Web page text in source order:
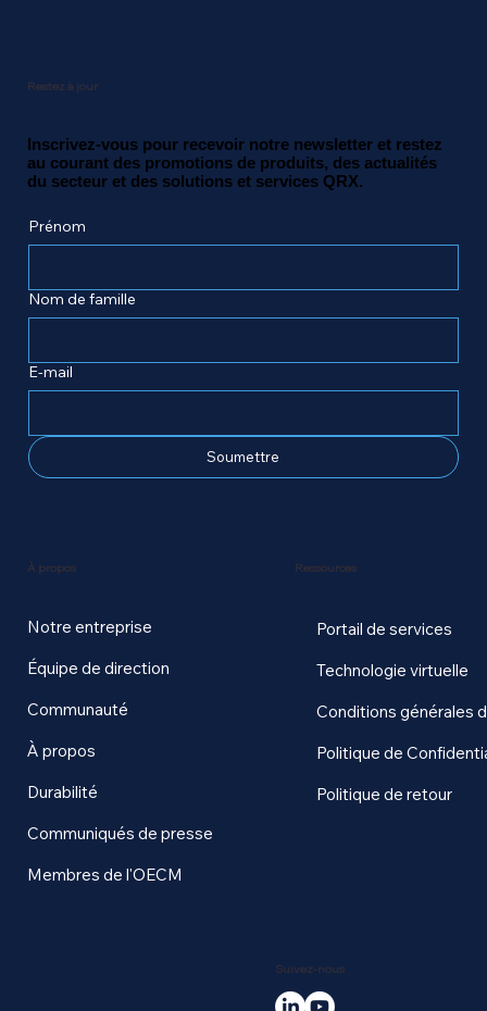
Restez à jour
Inscrivez-vous pour recevoir notre newsletter et restez
au courant des promotions de produits, des actualités
du secteur et des solutions et services QRX.
Prénom
Nom de famille
E-mail
Soumettre
Notre entreprise
Équipe de direction
Communauté
À propos
Durabilité
Communiqués de presse
Membres de l'OECM
Portail de services
Technologie virtuelle
Conditions générales
Politique de
Politique de retour
À propos
Suivez-nous
Ressources